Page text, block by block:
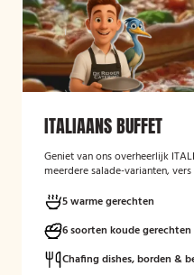
ITALIAANS BUFFET
Geniet van ons overheerlijk
meerdere salade-varianten,
5 warme gerechten
6 soorten koude gerechten
Chafing dishes, borden &